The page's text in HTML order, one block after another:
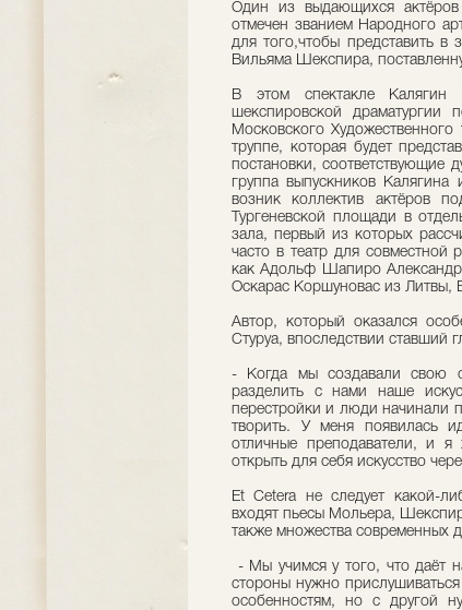
Один из выдающихся
отмечен званием Народного
для того,чтобы представить
Вильяма Шекспира,
В этом спектакле Калягин
шекспировской драматургии
Московского
труппе, которая будет
постановки, соответствующие
группа выпускников
возник коллектив актёров
Тургеневской площади в
зала, первый из которых
часто в театр для совместной
как Адольф Шапиро
Оскарас Коршуновас из Литвы,
Автор, который оказался
Стуруа, впоследствии ставший
- Когда мы создавали свою
разделить с нами наше
перестройки и люди начинали
творить. У меня появилась
отличные преподаватели, и
открыть для себя искусство
Et Cetera не следует какой-
входят пьесы Мольера,
также множества современных
- Мы учимся у того, что даёт
стороны нужно
особенностям, но с другой